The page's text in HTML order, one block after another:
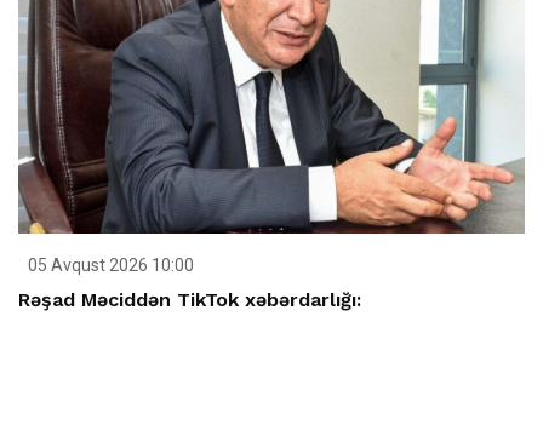
05 Avqust 2026 10:00
Rəşad Məciddən TikTok xəbərdarlığı: